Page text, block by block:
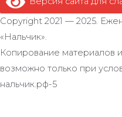
Copyright 2021 — 2025.
«Нальчик».
Копирование материалов
возможно только при
нальчик.рф-5